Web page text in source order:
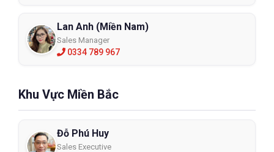
Lan Anh (Miền Nam)
Sales Manager
0334 789 967
Khu Vực Miền Bắc
Đỗ Phú Huy
Sales Executive